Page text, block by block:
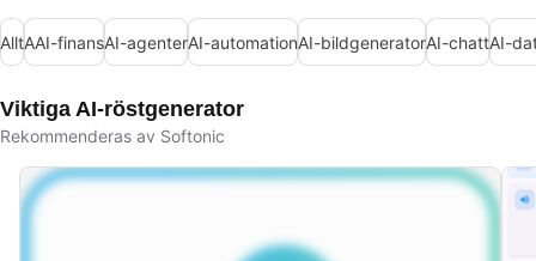
AlltAAI-finansAI-agenterAI-automationAI-bildgeneratorAI-chattAI-
Viktiga AI-röstgenerator
Rekommenderas av Softonic